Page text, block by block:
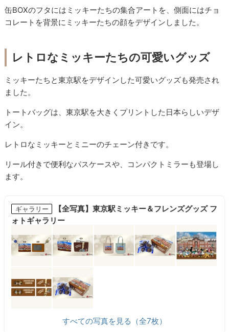
缶BOXのフタにはミッキーたちの集合アートを、側面にはチョ
コレートを背景にミッキーたちの顔をデザインしました。
レトロなミッキーたちの可愛いグッズ
ミッキーたちと東京駅をデザインした可愛いグッズも発売され
ました。
トートバッグは、東京駅を大きくプリントした日本らしいデザ
イン。
レトロなミッキーとミニーのチェーン付きです。
リール付きで便利なパスケースや、コンパクトミラーも登場し
ます。
ギャラリー
【全写真】東京駅ミッキー＆フレンズグッズ フ
ォトギャラリー
すべての写真を見る（全7枚）